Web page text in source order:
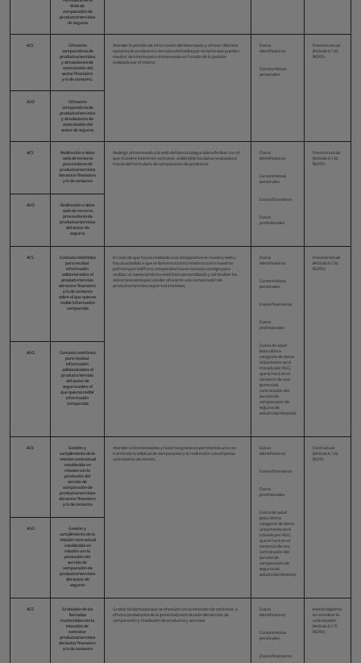
Web de
comparación de
productos/servicios
de seguros
ACS
Ofrecerte
comparativas de
productos/servicios
y simulaciones de
contratación del
sector financiero
y/o de consumo.
Atender la petición de información del Interesado y ofrecer distintas
opciones de productos o servicios ofertados por terceros que pueden
resultar de interés para el Interesado en función de la petición
realizada por el mismo.
Datos
identificativos
Características
personales
Precontractual
(Artículo 6.1.b)
RGPD)
ASO
Ofrecerte
comparativas de
productos/servicios
y simulaciones de
contratación del
sector de seguros
ACS
Redirección a sitios
web de terceros
proveedores de
productos/servicios
del sector financiero
y/o de consumo
Redirigir al Interesado a la web del banco/aseguradora/bróker con el
que muestre interés en contratar, cediéndole los datos recabados a
través del formulario de comparación de productos.
Datos
identificativos
Características
personales
Datos financieros
Datos
profesionales
Precontractual
(Artículo 6.1.b)
RGPD)
ASO
Redirección a sitios
web de terceros
proveedores de
productos/servicios
del sector de
seguros
ACS
Contacto telefónico
para recabar
información
adicional sobre el
producto/servicio
del sector financiero
y/o de consumo
sobre el que quieres
recibir información
comparada
En caso de que hayas realizado una comparativa en nuestra web y
hayas accedido a que te llamemos tanto nosotros como nuestros
partners por teléfono, nos pondremos en contacto contigo para
realizar un asesoramiento telefónico personalizado y así recabar los
datos necesarios para poder ofrecerte una comparación de
productos/servicios según tus intereses.
Datos
identificativos
Características
personales
Datos financieros
Datos
profesionales
Datos de salud
(esta última
categoría de datos
únicamente será
tratada por ASO,
que lo hará en el
contexto de una
(potencial)
contratación del
servicio de
comparación de
seguros de
salud/vida/decesos)
Precontractual
(Artículo 6.1.b)
RGPD)
ASO
Contacto telefónico
para recabar
información
adicional sobre el
producto/servicio
del sector de
seguros sobre el
que quieres recibir
información
comparada
ACS
Gestión y
cumplimiento de la
relación contractual
establecida en
relación con la
prestación del
servicio de
comparación de
productos/servicios
del sector financiero
y/o de consumo
Atender a los Interesados y hacer las gestiones pertinentes una vez
tramitada la solicitud de comparación y la redirección a la empresa
contratante de interés.
Datos
identificativos
Datos financieros
Datos
profesionales
Datos de salud
(esta última
categoría de datos
únicamente será
tratada por ASO,
que lo hará en el
contexto de una
contratación del
servicio de
comparación de
seguros de
salud/vida/decesos)
Contractual
(Artículo 6.1.b)
RGPD
ASO
Gestión y
cumplimiento de la
relación contractual
establecida en
relación con la
prestación del
servicio de
comparación de
productos/servicios
del sector de
seguros
ACS
Grabación de las
llamadas
mantenidas con la
intención de
contratar
productos/servicios
del sector financiero
y/o de consumo
Grabar las llamadas que se efectúen con la intención de contratar, a
efectos probatorios de la (potencial) contratación del servicio de
comparación y mediación de productos y servicios
Datos
identificativos
Características
personales
Datos financieros
Interés legítimo
en acreditar la
contratación
(Artículo 6.1.f)
RGPD)